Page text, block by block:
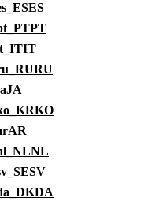
ES
PT
IT
RU
JA
KO
AR
NL
SV
DA